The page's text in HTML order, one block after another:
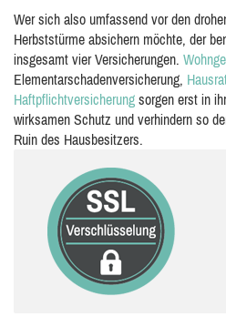
Wer sich also umfassend vor den
Herbststürme absichern möchte, der
insgesamt vier Versicherungen.
Elementarschadenversicherung,
Haftpflichtversicherung sorgen erst in
wirksamen Schutz und verhindern so
Ruin des Hausbesitzers.